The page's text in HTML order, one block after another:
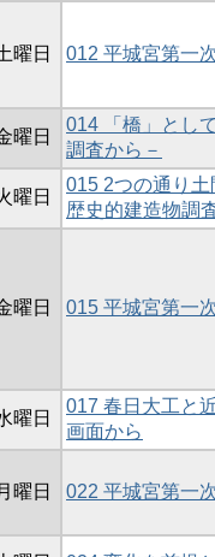
曜日 012 平城宮第一
曜日
014 「橋」とし
調査から－
曜日
015 2つの通り
歴史的建造物調
曜日 015 平城宮第一
曜日
017 春日大工と
画面から
曜日 022 平城宮第一